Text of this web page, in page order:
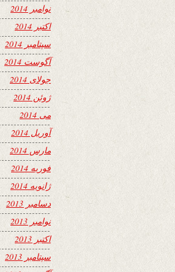
نوامبر 2014
اکتبر 2014
سپتامبر 2014
آگوست 2014
جولای 2014
ژوئن 2014
می 2014
آوریل 2014
مارس 2014
فوریه 2014
ژانویه 2014
دسامبر 2013
نوامبر 2013
اکتبر 2013
سپتامبر 2013